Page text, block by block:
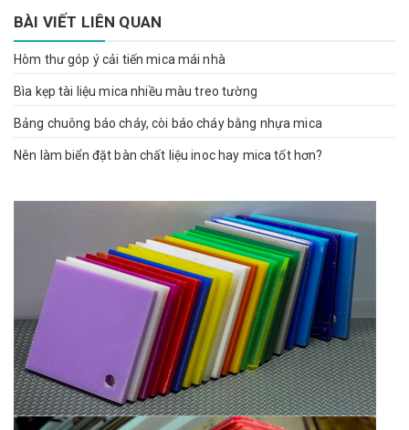
BÀI VIẾT LIÊN QUAN
Hòm thư góp ý cải tiến mica mái nhà
Bìa kẹp tài liệu mica nhiều màu treo tường
Bảng chuông báo cháy, còi báo cháy bằng nhựa mica
Nên làm biển đặt bàn chất liệu inoc hay mica tốt hơn?